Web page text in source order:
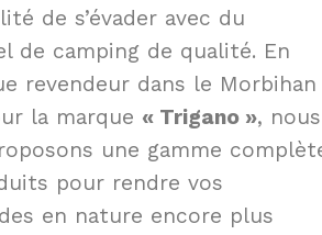
de s’évader avec du
de camping de qualité. En
revendeur dans le Morbihan
la marque « Trigano », nous
une gamme
pour rendre vos
en nature encore plus